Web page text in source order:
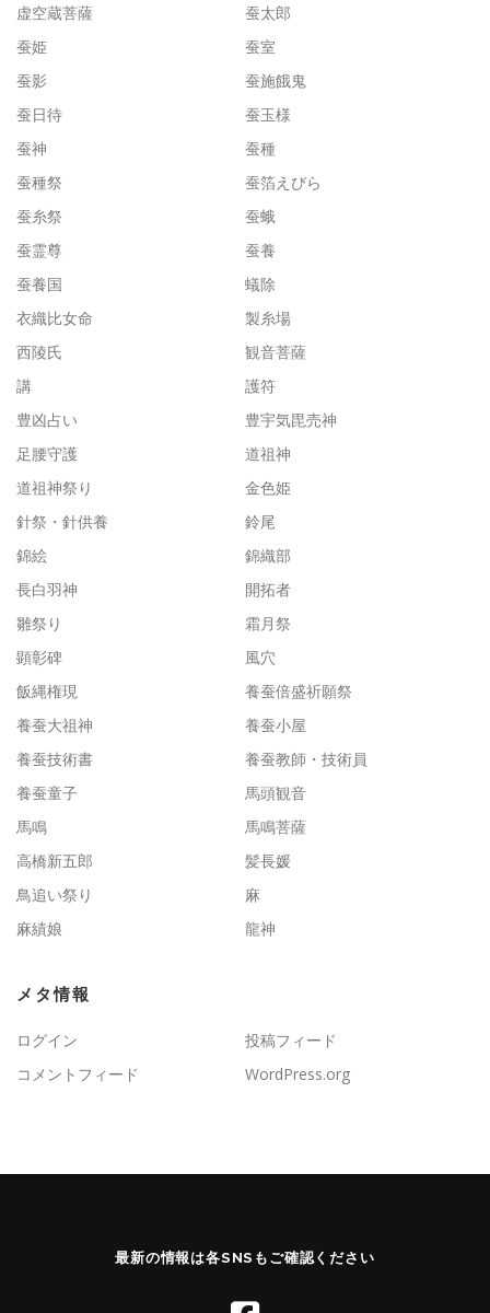
虚空蔵菩薩
蚕太郎
蚕姫
蚕室
蚕影
蚕施餓鬼
蚕日待
蚕玉様
蚕神
蚕種
蚕種祭
蚕箔えびら
蚕糸祭
蚕蛾
蚕霊尊
蚕養
蚕養国
蟻除
衣織比女命
製糸場
西陵氏
観音菩薩
講
護符
豊凶占い
豊宇気毘売神
足腰守護
道祖神
道祖神祭り
金色姫
針祭・針供養
鈴尾
錦絵
錦織部
長白羽神
開拓者
雛祭り
霜月祭
顕彰碑
風穴
飯縄権現
養蚕倍盛祈願祭
養蚕大祖神
養蚕小屋
養蚕技術書
養蚕教師・技術員
養蚕童子
馬頭観音
馬鳴
馬鳴菩薩
高橋新五郎
髪長媛
鳥追い祭り
麻
麻績娘
龍神
メタ情報
ログイン
投稿フィード
コメントフィード
WordPress.org
最新の情報は各SNSもご確認ください